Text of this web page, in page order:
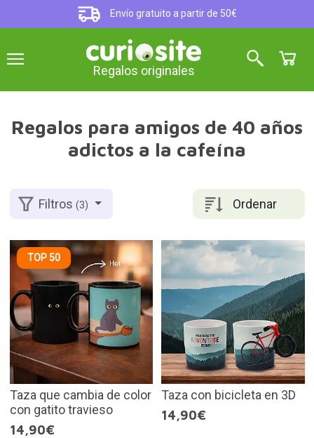
Envío gratuito a partir de 50€
Regalos originales
Regalos para amigos de 40 años
adictos a la cafeína
Ordenar
Filtros(3)
TOP 50
Taza que cambia de color
con gatito travieso
14,90€
Taza con bicicleta en 3D
14,90€